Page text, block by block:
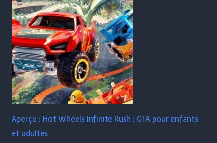
Aperçu : Hot Wheels Infinite Rush : GTA pour enfants
et adultes